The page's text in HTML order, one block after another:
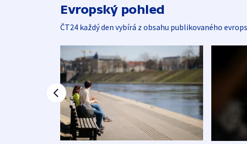
Evropský pohled
ČT24 každý den vybírá z obsahu publikovaného